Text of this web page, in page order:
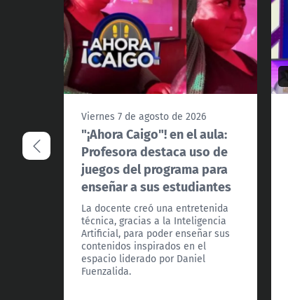
Viernes 7 de agosto de 2026
"¡Ahora Caigo"! en el aula:
Profesora destaca uso de
juegos del programa para
enseñar a sus estudiantes
La docente creó una entretenida
técnica, gracias a la Inteligencia
Artificial, para poder enseñar sus
contenidos inspirados en el
espacio liderado por Daniel
Fuenzalida.